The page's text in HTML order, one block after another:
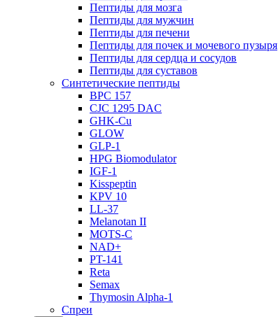
Пептиды для мозга
Пептиды для мужчин
Пептиды для печени
Пептиды для почек и мочевого пузыря
Пептиды для сердца и сосудов
Пептиды для суставов
Синтетические пептиды
BPC 157
CJC 1295 DAC
GHK-Cu
GLOW
GLP-1
HPG Biomodulator
IGF-1
Kisspeptin
KPV 10
LL-37
Melanotan II
MOTS-C
NAD+
PT-141
Reta
Semax
Thymosin Alpha-1
Спреи